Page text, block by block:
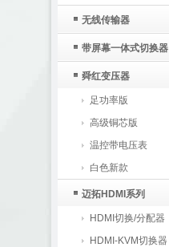
无线传输器
带屏幕一体式切换器
舜红变压器
足功率版
高级铜芯版
温控带电压表
白色新款
迈拓HDMI系列
HDMI切换/分配器
HDMI-KVM切换器